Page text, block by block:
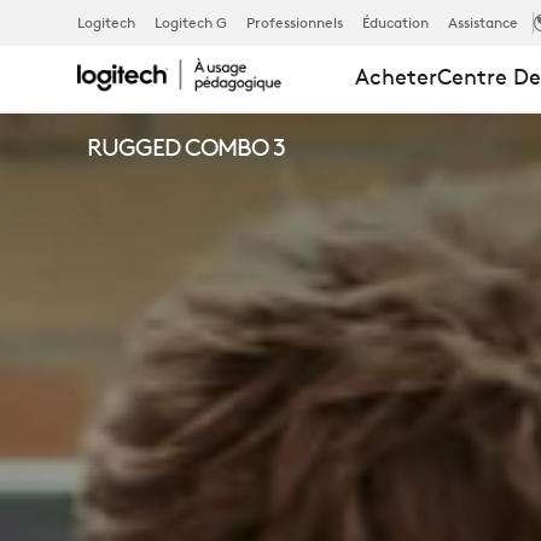
LOGITECH
RUGGED
COMBO
Logitech Logitech G Professionnels Éducation Assistance
AcheterCentre
RUGGED COMBO 3